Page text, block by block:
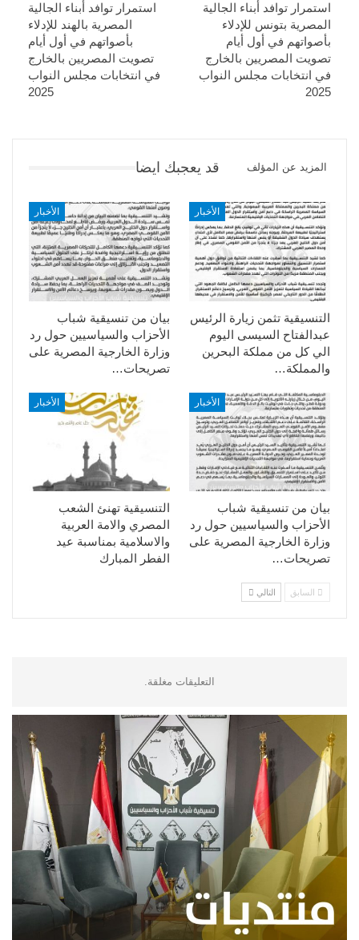
استمرار توافد أبناء الجالية
المصرية بالهند للإدلاء
بأصواتهم في أول أيام
تصويت المصريين بالخارج
في انتخابات مجلس النواب
2025
استمرار توافد أبناء الجالية
المصرية بتونس للإدلاء
بأصواتهم في أول أيام
تصويت المصريين بالخارج
في انتخابات مجلس النواب
2025
قد يعجبك ايضا المزيد عن المؤلف
الأخبار
بيان من تنسيقية شباب
الأحزاب والسياسيين حول رد
وزارة الخارجية المصرية على
تصريحات…
الأخبار
التنسيقية تثمن زيارة الرئيس
عبدالفتاح السيسى اليوم
الي كل من مملكة البحرين
والمملكة…
الأخبار
التنسيقية تهنئ الشعب
المصري والامة العربية
والاسلامية بمناسبة عيد
الفطر المبارك
الأخبار
بيان من تنسيقية شباب
الأحزاب والسياسيين حول رد
وزارة الخارجية المصرية على
تصريحات…
السابق التالي
التعليقات مغلقة.